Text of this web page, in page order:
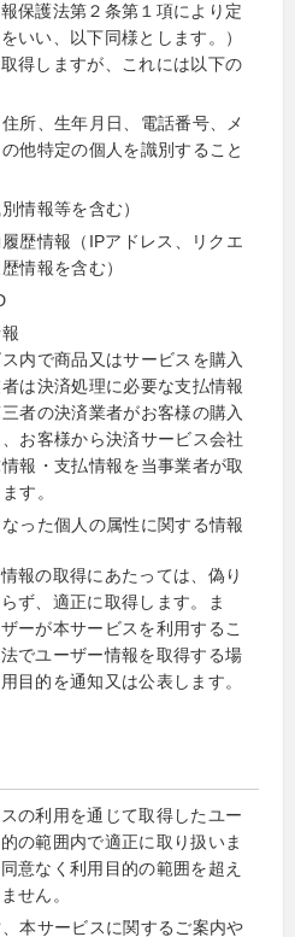
保護法第２条第１項により定
いい、以下同様とします。）
得しますが、これには以下の
所、生年月日、電話番号、メ
他特定の個人を識別すること
情報等を含む）
歴情報（IPアドレス、リクエ
情報を含む）
内で商品又はサービスを購入
は決済処理に必要な支払情報
者の決済業者がお客様の購入
お客様から決済サービス会社
報・支払情報を当事業者が取
す。
った個人の属性に関する情報
報の取得にあたっては、偽り
ず、適正に取得します。ま
ーが本サービスを利用するこ
でユーザー情報を取得する場
目的を通知又は公表します。
の利用を通じて取得したユー
の範囲内で適正に取り扱いま
意なく利用目的の範囲を超え
せん。
本サービスに関するご案内や